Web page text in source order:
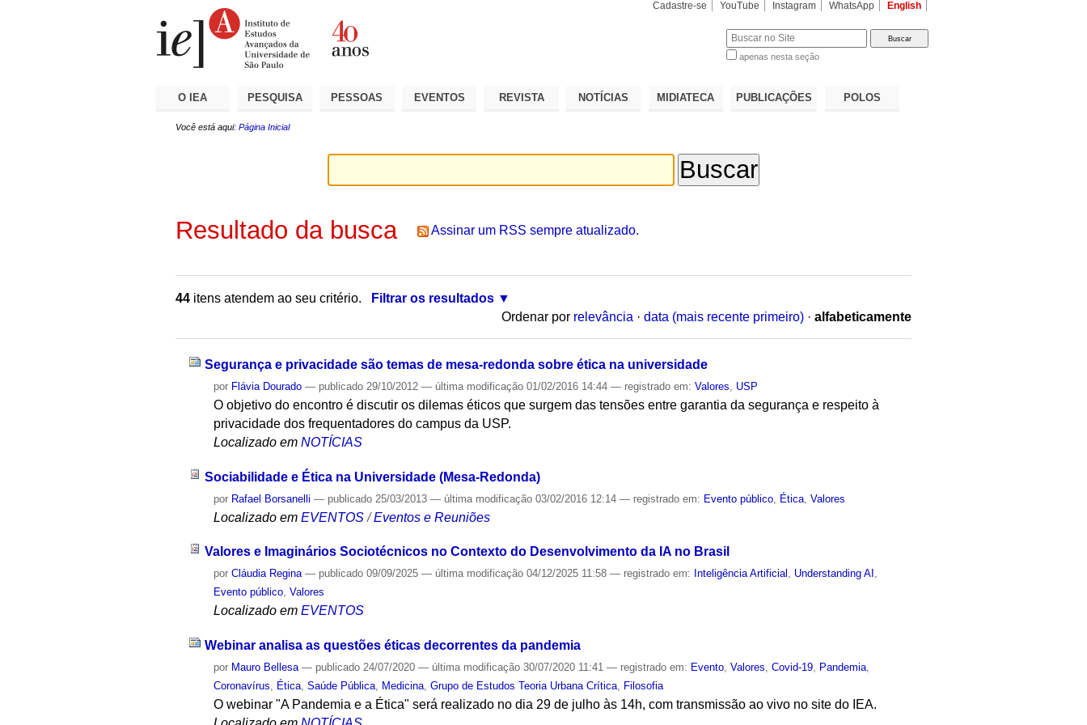
Cadastre-se YouTube Instagram WhatsApp English
apenas nesta seção
O IEA PESQUISA PESSOAS EVENTOS REVISTA NOTÍCIAS MIDIATECA PUBLICAÇÕES POLOS
Você está aqui: Página Inicial
Resultado da busca Assinar um RSS sempre atualizado.
44 itens atendem ao seu critério.
Filtrar os resultados
Ordenar por relevância · data (mais recente primeiro) · alfabeticamente
Segurança e privacidade são temas de mesa-redonda sobre ética na universidade
por Flávia Dourado — publicado 29/10/2012— última modificação 01/02/2016 14:44— registrado em:Valores USP
O objetivo do encontro é discutir os dilemas éticos que surgem das tensões entre garantia da segurança e respeito à
privacidade dos frequentadores do campus da USP.
Localizado em NOTÍCIAS
Sociabilidade e Ética na Universidade (Mesa-Redonda)
por Rafael Borsanelli — publicado 25/03/2013— última modificação 03/02/2016 12:14— registrado em: Evento público Ética ,Valores
Localizado em EVENTOS /Eventos e Reuniões
Valores e Imaginários Sociotécnicos no Contexto do Desenvolvimento da IA no Brasil
porCláudia Regina — publicado 09/09/2025— última modificação 04/12/2025 11:58— registrado em: Inteligência Artificial , Understanding AI ,
Evento público,Valores
Localizado em EVENTOS
Webinar analisa as questões éticas decorrentes da pandemia
por Mauro Bellesa — publicado 24/07/2020— última modificação 30/07/2020 11:41— registrado em: Evento,Valores,Covid-19, Pandemia,
Coronavírus, Ética,Saúde Pública, Medicina,Grupo de Estudos Teoria Urbana Crítica, Filosofia
O webinar "A Pandemia e a Ética" será realizado no dia 29 de julho às 14h, com transmissão ao vivo no site do IEA.